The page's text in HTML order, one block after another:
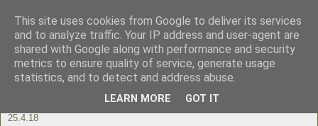
25.4.18
This site uses cookies from Google to deliver its services
and to analyze traffic. Your IP address and user-agent are
shared with Google along with performance and security
metrics to ensure quality of service, generate usage
statistics, and to detect and address abuse.
LEARN MORE GOT IT